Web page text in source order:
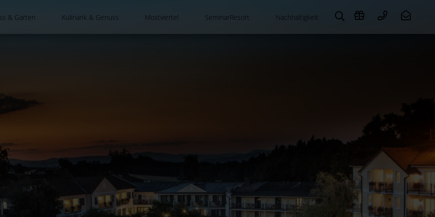
& Garten Kulinarik & Genuss Mostviertel SeminarResort Nachhaltigkeit